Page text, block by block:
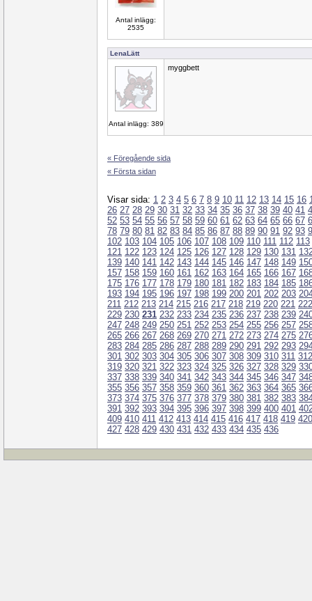
Antal inlägg:
2535
LenaLätt
Antal inlägg: 389
myggbett
« Föregående sida
« Första sidan
Visar sida: 1 2 3 4 5 6 7 8 9 10 11 12 13 14 15 16
26 27 28 29 30 31 32 33 34 35 36 37 38 39 40 41
52 53 54 55 56 57 58 59 60 61 62 63 64 65 66 67
78 79 80 81 82 83 84 85 86 87 88 89 90 91 92 93
102 103 104 105 106 107 108 109 110 111 112 113
121 122 123 124 125 126 127 128 129 130 131
139 140 141 142 143 144 145 146 147 148 149
157 158 159 160 161 162 163 164 165 166 167
175 176 177 178 179 180 181 182 183 184 185
193 194 195 196 197 198 199 200 201 202 203
211 212 213 214 215 216 217 218 219 220 221 222
229 230 231 232 233 234 235 236 237 238 239
247 248 249 250 251 252 253 254 255 256 257
265 266 267 268 269 270 271 272 273 274 275
283 284 285 286 287 288 289 290 291 292 293
301 302 303 304 305 306 307 308 309 310 311 312
319 320 321 322 323 324 325 326 327 328 329
337 338 339 340 341 342 343 344 345 346 347
355 356 357 358 359 360 361 362 363 364 365
373 374 375 376 377 378 379 380 381 382 383
391 392 393 394 395 396 397 398 399 400 401
409 410 411 412 413 414 415 416 417 418 419 420
427 428 429 430 431 432 433 434 435 436